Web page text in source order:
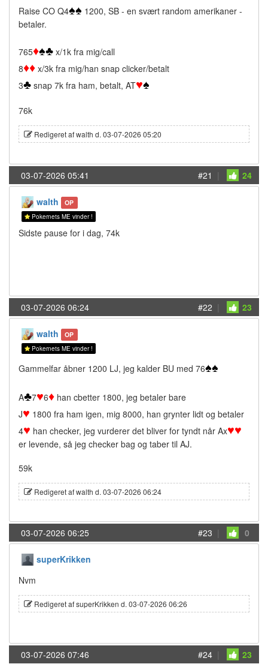
Raise CO Q4♠♠ 1200, SB - en svært random amerikaner -
betaler.
765♦♠♣ x/1k fra mig/call
8♦♦ x/3k fra mig/han snap clicker/betalt
3♣ snap 7k fra ham, betalt, AT♥♠
76k
Redigeret af walth d. 03-07-2026 05:20
03-07-2026 05:41 #21 | 24
walth OP
Pokernets ME vinder !
Sidste pause for i dag, 74k
03-07-2026 06:24 #22 | 23
walth OP
Pokernets ME vinder !
Gammelfar åbner 1200 LJ, jeg kalder BU med 76♠♠
A♣7♥6♦ han cbetter 1800, jeg betaler bare
J♥ 1800 fra ham igen, mig 8000, han grynter lidt og betaler
4♥ han checker, jeg vurderer det bliver for tyndt når Ax♥♥
er levende, så jeg checker bag og taber til AJ.
59k
Redigeret af walth d. 03-07-2026 06:24
03-07-2026 06:25 #23 | 0
superKrikken
Nvm
Redigeret af superKrikken d. 03-07-2026 06:26
03-07-2026 07:46 #24 | 23